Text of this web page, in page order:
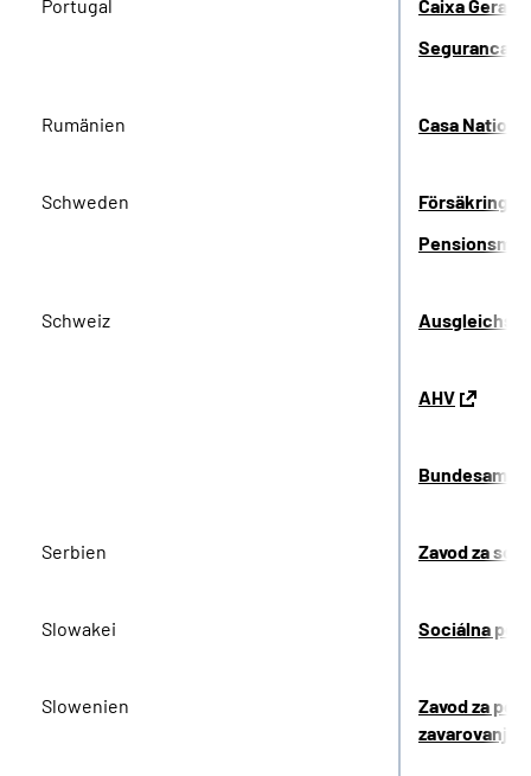
Portugal
Caixa Geral
Seguranca
Rumänien Casa
Schweden
Schweiz
AHV
Bundesamt
Serbien Zavod za
Slowakei Sociálna
Slowenien
Zavod za
zavarovanje